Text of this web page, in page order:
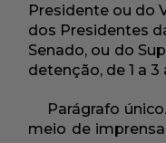
Presidente ou do
dos Presidentes
Senado, ou do
detenção, de 1 a 3
Parágrafo
meio de